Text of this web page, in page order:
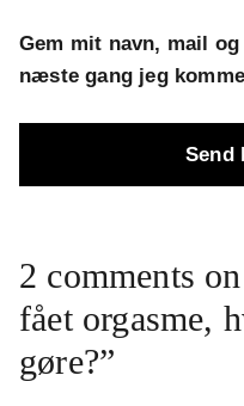
Gem mit navn, mail
næste gang jeg
2 comments
fået orgasme,
gøre?”